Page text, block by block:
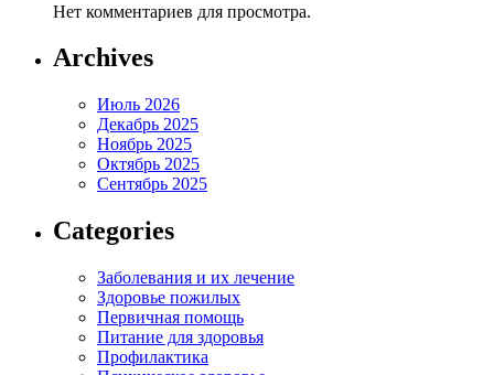
Нет комментариев для просмотра.
Archives
Июль 2026
Декабрь 2025
Ноябрь 2025
Октябрь 2025
Сентябрь 2025
Categories
Заболевания и их лечение
Здоровье пожилых
Первичная помощь
Питание для здоровья
Профилактика